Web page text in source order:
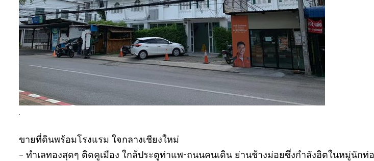
.
ขายที่ดินพร้อมโรงแรม ใจกลางเชียงใหม่
– ทำเลทองสุดๆ ติดคูเมือง ใกล้ประตูท่าแพ-ถนนคนเดิน ย่านช้างม่อยซึ่งกำลังฮิตในหมู่นักท่อ